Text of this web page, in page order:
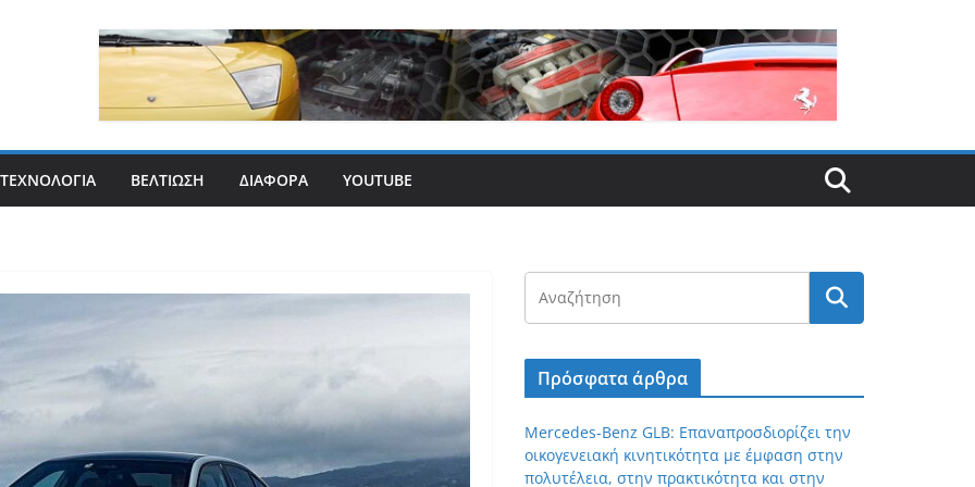
ΤΕΧΝΟΛΟΓΊΑ ΒΕΛΤΊΩΣΗ ΔΙΆΦΟΡΑ YOUTUBE
Πρόσφατα άρθρα
Mercedes-Benz GLB: Επαναπροσδιορίζει την
οικογενειακή κινητικότητα με έμφαση στην
πολυτέλεια, στην πρακτικότητα και στην